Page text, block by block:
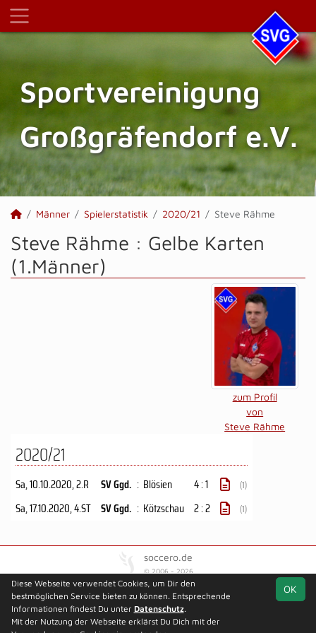
Sportvereinigung
Großgräfendorf e.V.
Männer Spielerstatistik 2020/21 Steve Rähme
Steve Rähme : Gelbe Karten
(1.Männer)
zum Profil
von
Steve Rähme
2020/21
Sa, 10.10.2020, 2.R SV Ggd. : Blösien 4 : 1 (1)
Sa, 17.10.2020, 4.ST SV Ggd. : Kötzschau 2 : 2 (1)
soccero.de
© 2006 - 2026
Besucherstatistik Kontakt Kinderschutz
Geburtstage
Datenschutz
Facebook
OK
Diese Webseite verwendet Cookies, um Dir den
bestmöglichen Service bieten zu können. Entsprechende
Informationen findest Du unter Datenschutz.
Mit der Nutzung der Webseite erklärst Du Dich mit der